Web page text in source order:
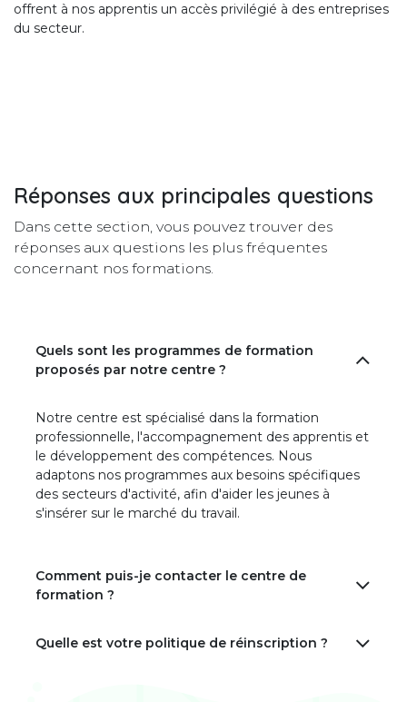
offrent à nos apprentis un accès privilégié à des entreprises
du secteur.
Réponses aux principales questions
Dans cette section, vous pouvez trouver des
réponses aux questions les plus fréquentes
concernant nos formations.
Quels sont les programmes de formation
proposés par notre centre ?
Notre centre est spécialisé dans la formation
professionnelle, l'accompagnement des apprentis et
le développement des compétences. Nous
adaptons nos programmes aux besoins spécifiques
des secteurs d'activité, afin d'aider les jeunes à
s'insérer sur le marché du travail.
Comment puis-je contacter le centre de
formation ?
Quelle est votre politique de réinscription ?